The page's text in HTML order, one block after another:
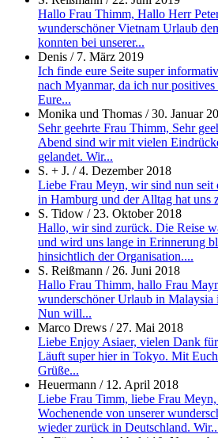
Hallo Frau Thimm, Hallo Herr
wunderschöner Vietnam Urlaub
konnten bei unserer...
Denis / 7. März 2019
Ich finde eure Seite super
nach Myanmar, da ich nur positives
Eure...
Monika und Thomas /30. Januar
Sehr geehrte Frau Thimm, Sehr
Abend sind wir mit vielen
gelandet. Wir...
S. + J. /4. Dezember 2018
Liebe Frau Meyn, wir sind nun seit
in Hamburg und der Alltag hat uns
S. Tidow / 23. Oktober 2018
Hallo, wir sind zurück. Die Reise
und wird uns lange in Erinnerung
hinsichtlich der Organisation....
S. Reißmann / 26. Juni 2018
Hallo Frau Thimm, hallo Frau
wunderschöner Urlaub in Malaysia
Nun will...
Marco Drews / 27. Mai 2018
Liebe Enjoy Asiaer, vielen Dank
Läuft super hier in Tokyo. Mit
Grüße...
Heuermann / 12. April 2018
Liebe Frau Timm, liebe Frau
Wochenende von unserer
wieder zurück in Deutschland.